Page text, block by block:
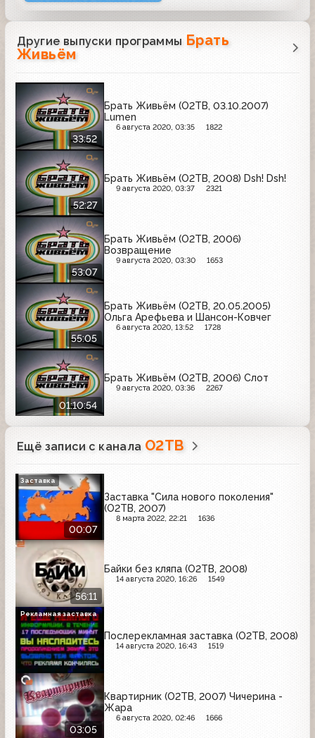
Другие выпуски программы Брать
Живьём
33:52
Брать Живьём (О2ТВ, 03.10.2007)
Lumen
6 августа 2020, 03:35 1822
52:27
Брать Живьём (О2ТВ, 2008) Dsh! Dsh!
9 августа 2020, 03:37 2321
53:07
Брать Живьём (О2ТВ, 2006)
Возвращение
9 августа 2020, 03:30 1653
55:05
Брать Живьём (О2ТВ, 20.05.2005)
Ольга Арефьева и Шансон-Ковчег
6 августа 2020, 13:52 1728
01:10:54
Брать Живьём (О2ТВ, 2006) Слот
9 августа 2020, 03:36 2267
Ещё записи с канала О2ТВ
00:07
Заставка "Сила нового поколения"
(О2ТВ, 2007)
8 марта 2022, 22:21 1636
Заставка
56:11
Байки без кляпа (О2ТВ, 2008)
14 августа 2020, 16:26 1549
Послерекламная заставка (О2ТВ, 2008)
14 августа 2020, 16:43 1519
Рекламная заставка
03:05
Квартирник (О2ТВ, 2007) Чичерина -
Жара
6 августа 2020, 02:46 1666